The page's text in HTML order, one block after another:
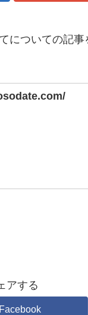
についての記事
アする
Facebook